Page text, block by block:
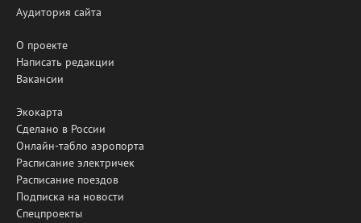
Аудитория сайта
О проекте
Написать редакции
Вакансии
Экокарта
Сделано в России
Онлайн-табло аэропорта
Расписание электричек
Расписание поездов
Подписка на новости
Спецпроекты